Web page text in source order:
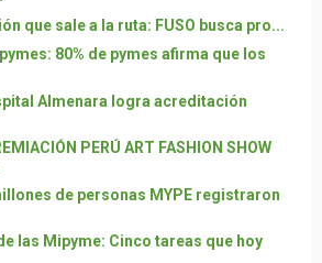
que sale a la ruta: FUSO busca pro...
80% de pymes afirma que los
Almenara logra acreditación
PERÚ ART FASHION SHOW
de personas MYPE registraron
las Mipyme: Cinco tareas que hoy